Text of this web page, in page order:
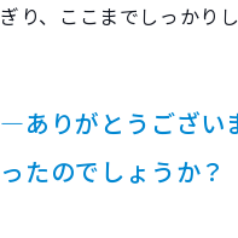
ぎり、ここまでしっかり
―ありがとうござい
ったのでしょうか？